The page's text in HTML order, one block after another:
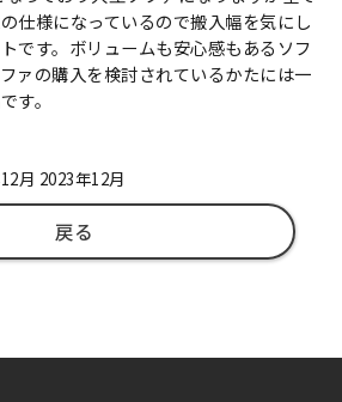
仕様になっているので搬入幅を気にし
です。ボリュームも安心感もあるソフ
ァの購入を検討されているかたには一
す。
月 2023年12月
戻る